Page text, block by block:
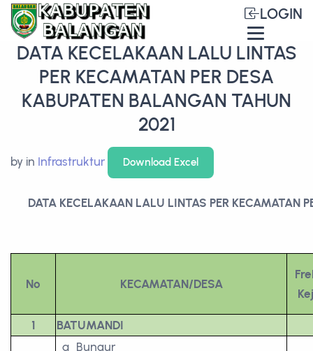
LOGIN
DATA KECELAKAAN LALU LINTAS
PER KECAMATAN PER DESA
KABUPATEN BALANGAN TAHUN
2021
by in Infrastruktur Download Excel
DATA KECELAKAAN LALU LINTAS PER KECAMATAN
No KECAMATAN/DESA
1
BATUMANDI
a Bungur